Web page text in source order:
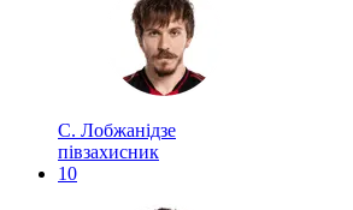
С. Лобжанідзе
півзахисник
10